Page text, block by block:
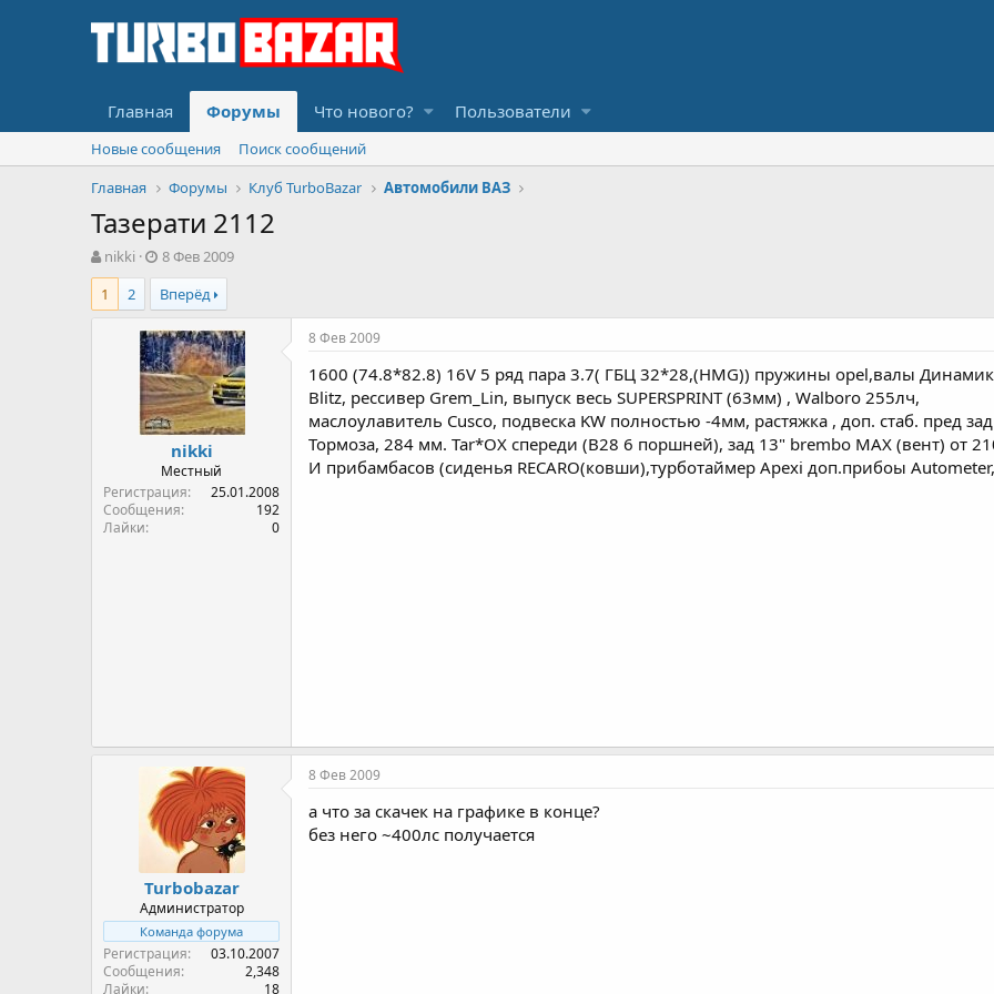
Главная Форумы Что нового? Пользователи
Новые сообщения
Поиск сообщений
Главная
Форумы Клуб TurboBazar Автомобили ВАЗ
Тазерати 2112
А
в
т
о
nikki
Д
а
т
а
н
а
ч
а
л
а
8 Фев 2009
1
2 Вперёд
nikki
Местный
Регистрация
25.01.2008
Сообщения
192
Лайки
0
8 Фев 2009
1600 (74.8*82.8) 16V 5 ряд пара 3.7( ГБЦ 32*28,(HMG)) пружины opel,валы
Blitz, рессивер Grem_Lin, выпуск весь SUPERSPRINT (63мм) , Walboro 255лч,
маслоулавитель Cusco, подвеска KW полностью -4мм, растяжка , доп. стаб. пред
Тормоза, 284 мм. Tar*OX спереди (B28 6 поршней), зад 13" brembo MAX (вент) от
И прибамбасов (сиденья RECARO(ковши),турботаймер Apexi доп.прибоы Autometer,
Turbobazar
Администратор
Команда форума
Регистрация
03.10.2007
Сообщения
2,348
Лайки
18
8 Фев 2009
а что за скачек на графике в конце?
без него ~400лс получается